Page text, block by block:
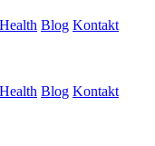
Blog Kontakt
Blog Kontakt